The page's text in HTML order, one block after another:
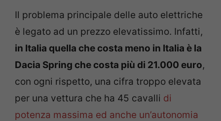
Il problema principale delle auto elettriche
è legato ad un prezzo elevatissimo. Infatti,
in Italia quella che costa meno in Italia è la
Dacia Spring che costa più di 21.000 euro,
con ogni rispetto, una cifra troppo elevata
per una vettura che ha 45 cavalli di
potenza massima ed anche un’autonomia